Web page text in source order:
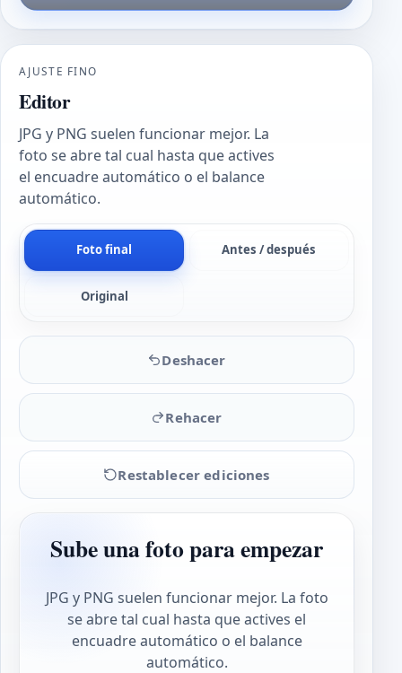
AJUSTE FINO
Editor
JPG y PNG suelen funcionar mejor. La
foto se abre tal cual hasta que actives
el encuadre automático o el balance
automático.
Foto final Antes / después
Original
Deshacer
Rehacer
Restablecer ediciones
Sube una foto para empezar
JPG y PNG suelen funcionar mejor. La foto
se abre tal cual hasta que actives el
encuadre automático o el balance
automático.